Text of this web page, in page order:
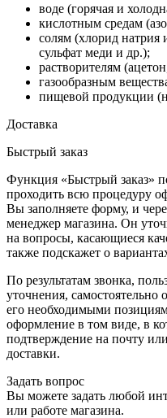
воде (горячая и
кислотным средам
солям (хлорид натрия
сульфат меди и др.);
растворителям
газообразным
пищевой продукции
Доставка
Быстрый заказ
Функция «Быстрый заказ»
проходить всю процедуру
Вы заполняете форму, и
менеджер магазина. Он
на вопросы, касающиеся
также подскажет о
По результатам звонка,
уточнения, самостоятельно
его необходимыми
оформление в том виде, в
подтверждение на почту
доставки.
Задать вопрос
Вы можете задать любой
или работе магазина.